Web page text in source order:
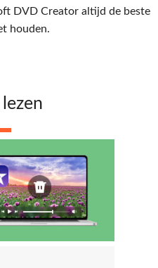
DVD Creator altijd de beste
houden.